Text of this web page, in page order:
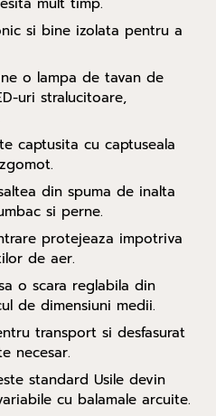
si bine izolata pentru a
o lampa de tavan de
uri stralucitoare,
captusita cu captuseala
din spuma de inalta
si perne.
protejeaza impotriva
de aer.
o scara reglabila din
de dimensiuni medii.
transport si desfasurat
necesar.
standard Usile devin
cu balamale arcuite.